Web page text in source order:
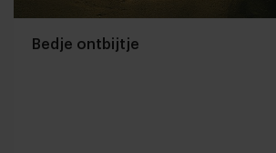
Bedje ontbijtje